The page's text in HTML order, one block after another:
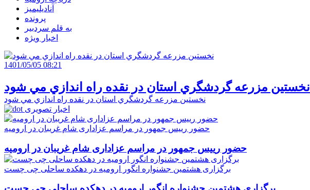
آنادیلیمیز
پرونده
به قلم سردبیر
اخبار ویژه
1401/05/05 08:21
نخستين مزرعه گردشگري استان در نقده راه اندازي مي شود
نخستين مزرعه گردشگري استان در نقده راه اندازي مي شود
اخبار تصویری
حضور رییس جمهور در مراسم عزاداری شام غریبان در ارومیه
حضور رییس جمهور در مراسم عزاداری شام غریبان در ارومیه
برگزاری هشتمین جشنواره انگور ارومیه در دهکده ساحلی چی چست